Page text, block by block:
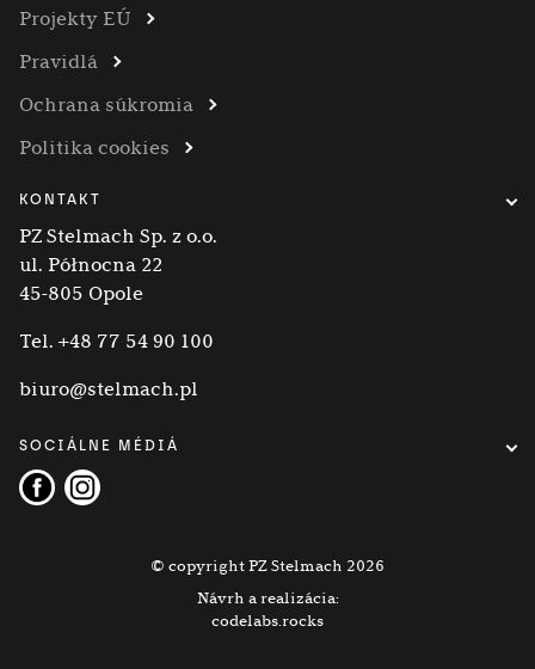
Projekty EÚ
Pravidlá
Ochrana súkromia
Politika cookies
KONTAKT
PZ Stelmach Sp. z o.o.
ul. Północna 22
45-805 Opole
Tel. +48 77 54 90 100
biuro@stelmach.pl
SOCIÁLNE MÉDIÁ
© copyright PZ Stelmach 2026
Návrh a realizácia:
codelabs.rocks